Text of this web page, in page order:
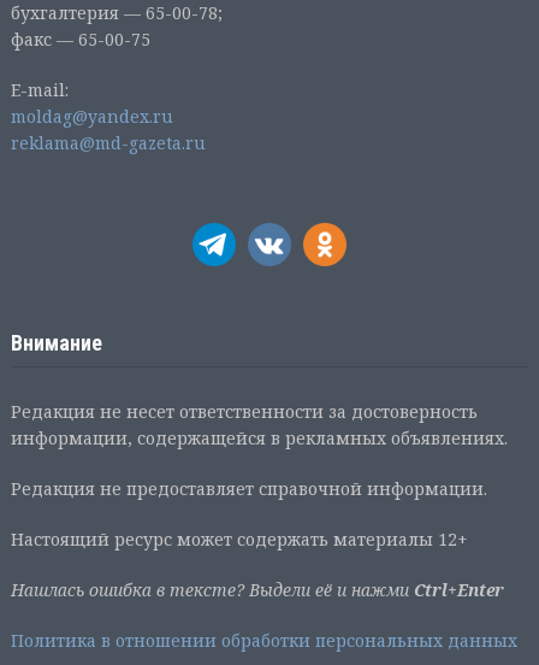
бухгалтерия — 65-00-78;
факс — 65-00-75
E-mail:
moldag@yandex.ru
reklama@md-gazeta.ru
Внимание
Редакция не несет ответственности за достоверность
информации, содержащейся в рекламных объявлениях.
Редакция не предоставляет справочной информации.
Настоящий ресурс может содержать материалы 12+
Нашлась ошибка в тексте? Выдели её и нажми Ctrl+Enter
Политика в отношении обработки персональных данных